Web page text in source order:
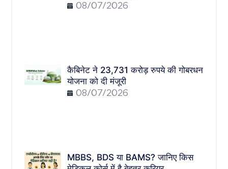
08/07/2026
कैबिनेट ने 23,731 करोड़ रुपये की गोबरधन
योजना को दी मंजूरी
08/07/2026
MBBS, BDS या BAMS? जानिए किस